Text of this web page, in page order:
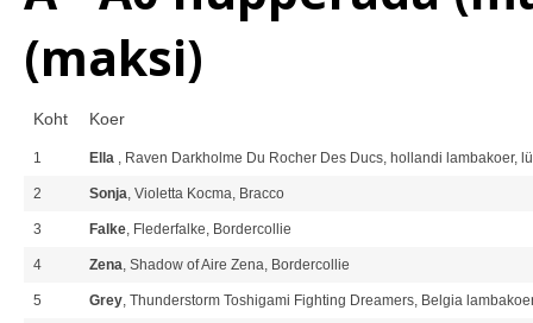
(maksi)
Koht Koer
1 Ella , Raven Darkholme Du Rocher Des Ducs, hollandi lambakoer,
2 Sonja, Violetta Kocma, Bracco
3 Falke, Flederfalke, Bordercollie
4 Zena, Shadow of Aire Zena, Bordercollie
5 Grey, Thunderstorm Toshigami Fighting Dreamers, Belgia